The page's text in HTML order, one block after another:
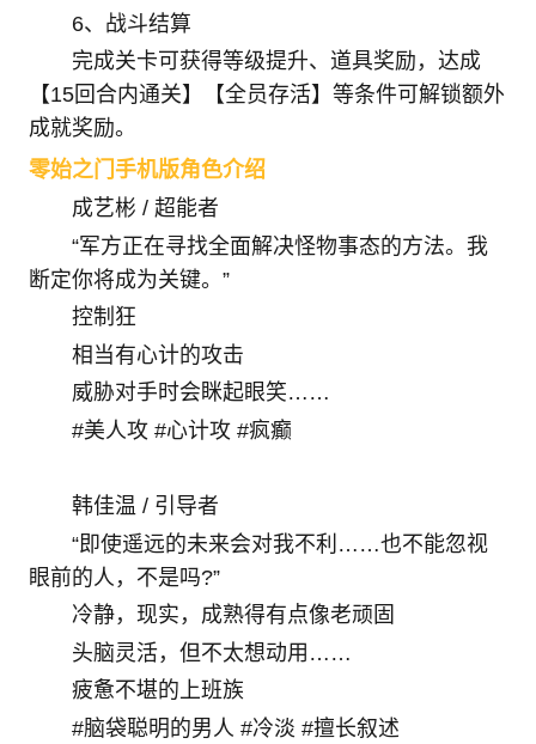
6、战斗结算
完成关卡可获得等级提升、道具奖励，达成
【15回合内通关】【全员存活】等条件可解锁额外
成就奖励。
零始之门手机版角色介绍
成艺彬 / 超能者
“军方正在寻找全面解决怪物事态的方法。我
断定你将成为关键。”
控制狂
相当有心计的攻击
威胁对手时会眯起眼笑……
#美人攻 #心计攻 #疯癫
韩佳温 / 引导者
“即使遥远的未来会对我不利……也不能忽视
眼前的人，不是吗?”
冷静，现实，成熟得有点像老顽固
头脑灵活，但不太想动用……
疲惫不堪的上班族
#脑袋聪明的男人 #冷淡 #擅长叙述